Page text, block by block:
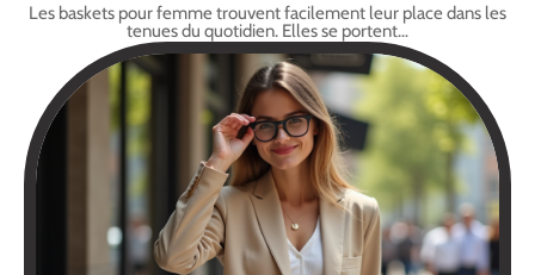
Les baskets pour femme trouvent facilement leur place dans les
tenues du quotidien. Elles se portent…